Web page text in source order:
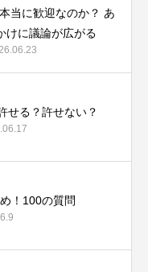
当に歓迎なのか？ あ
けに議論が広がる
せる？許せない？
！100の質問